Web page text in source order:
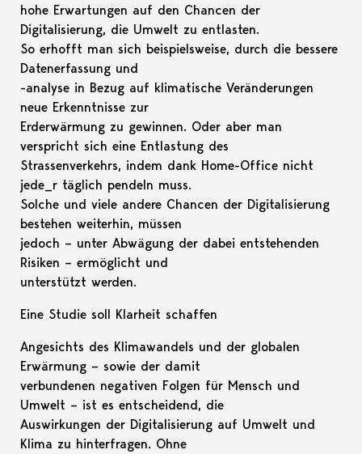
hohe Erwartungen auf den Chancen der
Digitalisierung, die Umwelt zu entlasten.
So erhofft man sich beispielsweise, durch die bessere
Datenerfassung und
-analyse in Bezug auf klimatische Veränderungen
neue Erkenntnisse zur
Erderwärmung zu gewinnen. Oder aber man
verspricht sich eine Entlastung des
Strassenverkehrs, indem dank Home-Office nicht
jede_r täglich pendeln muss.
Solche und viele andere Chancen der Digitalisierung
bestehen weiterhin, müssen
jedoch – unter Abwägung der dabei entstehenden
Risiken – ermöglicht und
unterstützt werden.
Eine Studie soll Klarheit schaffen
Angesichts des Klimawandels und der globalen
Erwärmung – sowie der damit
verbundenen negativen Folgen für Mensch und
Umwelt – ist es entscheidend, die
Auswirkungen der Digitalisierung auf Umwelt und
Klima zu hinterfragen. Ohne